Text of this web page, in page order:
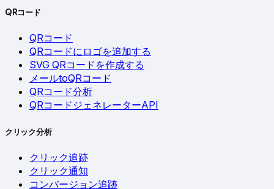
QRコード
QRコード
QRコードにロゴを追加する
SVG QRコードを作成する
メールtoQRコード
QRコード分析
QRコードジェネレーターAPI
クリック分析
クリック追跡
クリック通知
コンバージョン追跡